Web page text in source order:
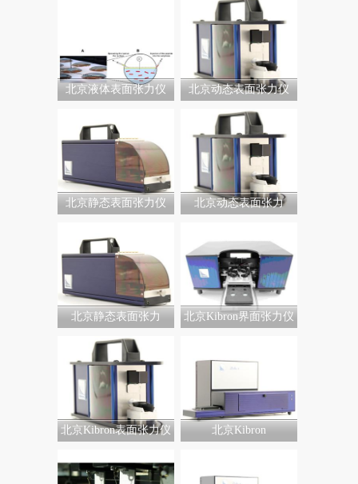
北京液体表面张力仪 北京动态表面张力仪
北京静态表面张力仪 北京动态表面张力
北京静态表面张力 北京Kibron界面张力仪
北京Kibron表面张力仪 北京Kibron